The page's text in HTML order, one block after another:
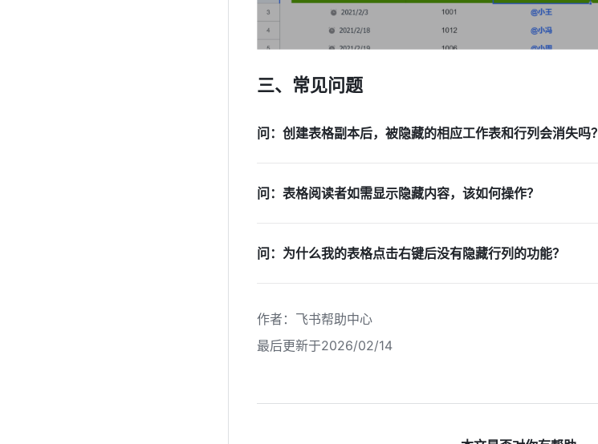
三、常见问题
问：创建表格副本后，被隐藏的相应工作表和行列会消失吗？
问：表格阅读者如需显示隐藏内容，该如何操作？
问：为什么我的表格点击右键后没有隐藏行列的功能？
作者 ： 飞书帮助中心
最后更新于2026/02/14